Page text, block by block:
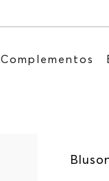
Complementos